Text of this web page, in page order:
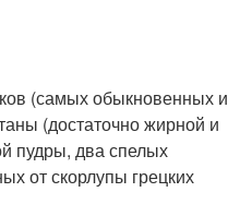
(самых обыкновенных и
(достаточно жирной и
пудры, два спелых
от скорлупы грецких